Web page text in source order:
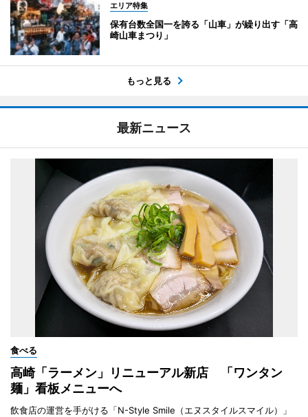
エリア特集
保有台数全国一を誇る「山車」が繰り出す「高
崎山車まつり」
もっと見る
最新ニュース
食べる
高崎「ラーメン」リニューアル新店 「ワンタン
麺」看板メニューへ
飲食店の運営を手がける「N-Style Smile（エヌスタイルスマイル）」